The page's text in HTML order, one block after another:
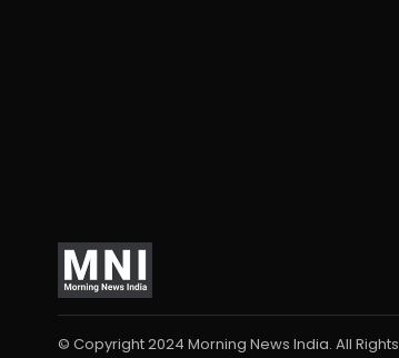
© Copyright 2024 Morning News India. All Rights